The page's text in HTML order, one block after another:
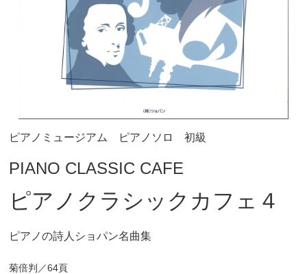
ピアノミュージアム ピアノソロ 初級
PIANO CLASSIC CAFE
ピアノクラシックカフェ４
ピアノの詩人ショパン名曲集
菊倍判／64頁